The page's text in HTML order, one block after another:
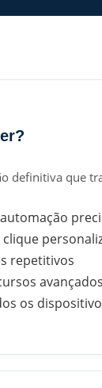
definitiva que
repetitivos
avançados
os